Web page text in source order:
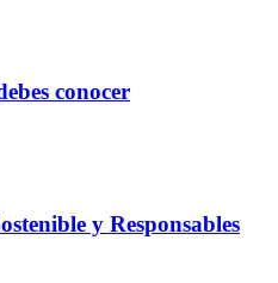
conocer
y Responsables